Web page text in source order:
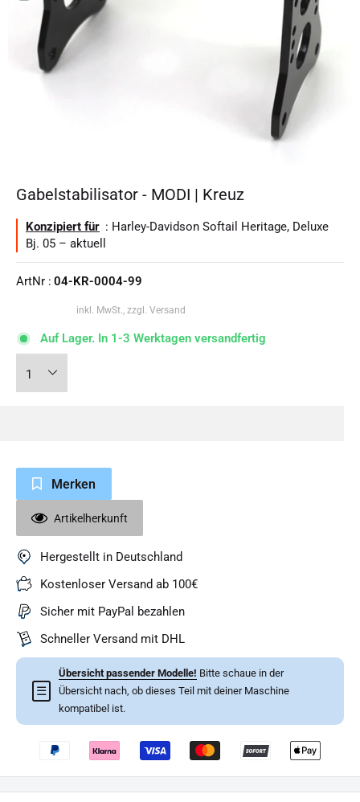
Gabelstabilisator - MODI | Kreuz
Konzipiert für : Harley-Davidson Softail Heritage, Deluxe
Bj. 05 – aktuell
ArtNr : 04-KR-0004-99
inkl. MwSt., zzgl. Versand
Auf Lager. In 1-3 Werktagen versandfertig
Merken
Artikelherkunft
Hergestellt in Deutschland
Kostenloser Versand ab 100€
Sicher mit PayPal bezahlen
Schneller Versand mit DHL
☰
Übersicht passender Modelle! Bitte schaue in der
Übersicht nach, ob dieses Teil mit deiner Maschine
kompatibel ist.